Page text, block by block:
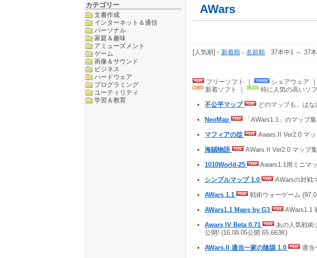
カテゴリー
文書作成
インターネット＆通信
パーソナル
家庭＆趣味
アミューズメント
ゲーム
画像＆サウンド
ビジネス
ハードウェア
プログラミング
ユーティリティ
学習＆教育
AWars
[人気順] - 新着順 - 名前順 37本中1 ～ 37
フリーソフト ｜ シェアウェア ｜
新着ソフト ｜
特に人気の高いソ
不公平マップ どのマップも、は
NeoMap 「AWars1.1」のマップ
マフィアの掟 Awars.II Ver2.0 マ
海賊物語 AWars.II Ver2.0 マップ
1010World-25 Awars1.1用ミニマ
シンプルマップ 1.0 AWarsの対戦
AWars 1.1 戦術ウォーゲーム
AWars1.1 Maps by G3 AWars1.1
Awars IV Beta 0.71
あの人気戦術
公開! (16.08.05公開 65,663K)
AWars.II 適当一家の陰謀 1.0 適当